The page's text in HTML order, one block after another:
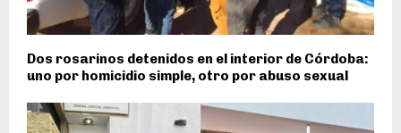
Dos rosarinos detenidos en el interior de Córdoba:
uno por homicidio simple, otro por abuso sexual